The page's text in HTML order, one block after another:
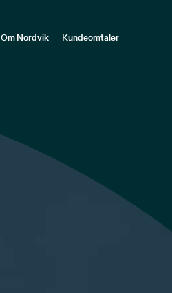
Om Nordvik Kundeomtaler